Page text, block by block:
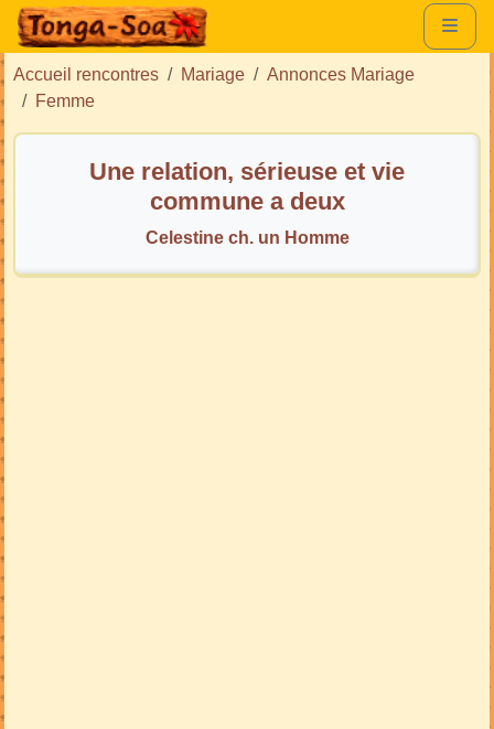
Accueil rencontres Mariage
Annonces Mariage
Femme
Une relation, sérieuse et vie
commune a deux
Celestine ch. un Homme